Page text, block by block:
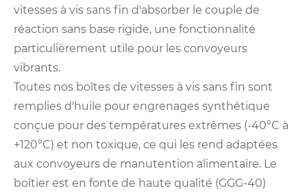
vitesses à vis sans fin d'absorber le couple de
réaction sans base rigide, une fonctionnalité
particulièrement utile pour les convoyeurs
vibrants.
Toutes nos boîtes de vitesses à vis sans fin sont
remplies d'huile pour engrenages synthétique
conçue pour des températures extrêmes (-40°C à
+120°C) et non toxique, ce qui les rend adaptées
aux convoyeurs de manutention alimentaire. Le
boîtier est en fonte de haute qualité (GGG-40)